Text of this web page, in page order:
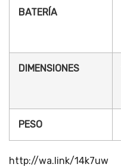
BATERÍA
DIMENSIONES
PESO
http://wa.link/14k7uw